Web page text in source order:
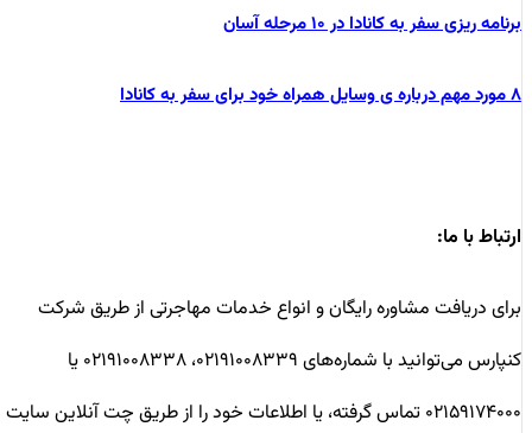
برنامه ریزی سفر به کانادا در ۱۰ مرحله آسان
۸ مورد مهم درباره ی وسایل همراه خود برای سفر به کانادا
ارتباط با ما:
برای دریافت مشاوره رایگان و انواع خدمات مهاجرتی از طریق شرکت
کنپارس می‌توانید با شماره‌های ۰۲۱۹۱۰۰۸۳۳۹، ۰۲۱۹۱۰۰۸۳۳۸ یا
۰۲۱۵۹۱۷۴۰۰۰ تماس گرفته، یا اطلاعات خود را از طریق چت آنلاین سایت